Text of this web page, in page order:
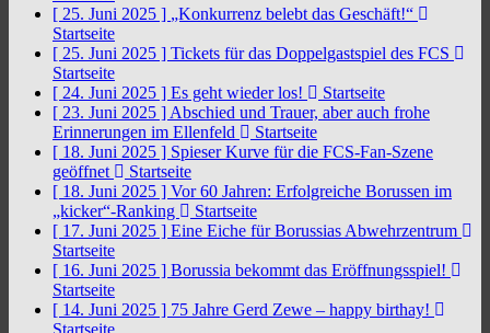
[ 25. Juni 2025 ] „Konkurrenz belebt das Geschäft!“
Startseite
[ 25. Juni 2025 ] Tickets für das Doppelgastspiel des FCS
Startseite
[ 24. Juni 2025 ] Es geht wieder los!
Startseite
[ 23. Juni 2025 ] Abschied und Trauer, aber auch frohe
Erinnerungen im Ellenfeld
Startseite
[ 18. Juni 2025 ] Spieser Kurve für die FCS-Fan-Szene
geöffnet
Startseite
[ 18. Juni 2025 ] Vor 60 Jahren: Erfolgreiche Borussen im
„kicker“-Ranking
Startseite
[ 17. Juni 2025 ] Eine Eiche für Borussias Abwehrzentrum
Startseite
[ 16. Juni 2025 ] Borussia bekommt das Eröffnungsspiel!
Startseite
[ 14. Juni 2025 ] 75 Jahre Gerd Zewe – happy birthay!
Startseite